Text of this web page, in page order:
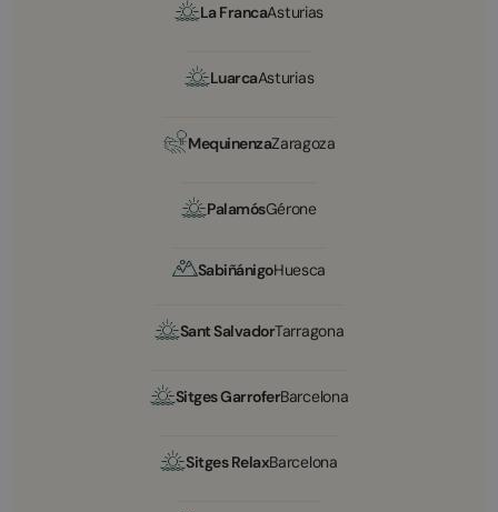
La FrancaAsturias
LuarcaAsturias
MequinenzaZaragoza
PalamósGérone
SabiñánigoHuesca
Sant SalvadorTarragona
Sitges GarroferBarcelona
Sitges RelaxBarcelona